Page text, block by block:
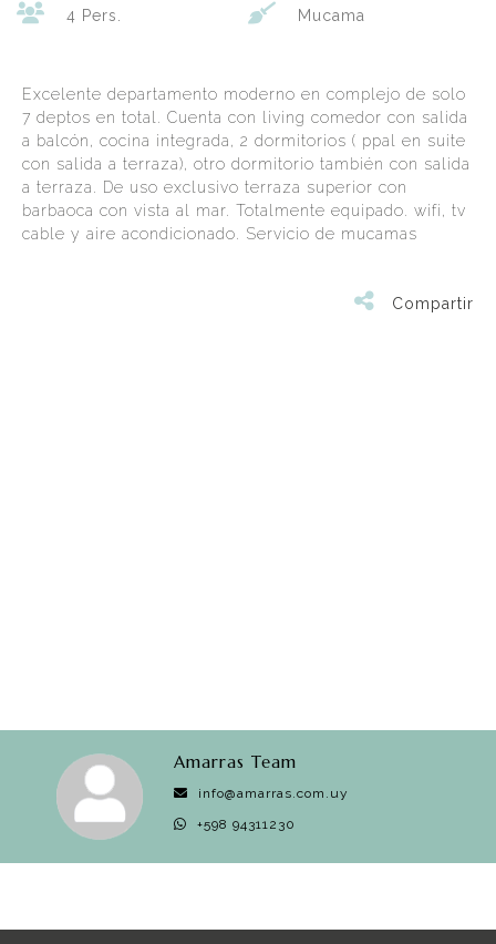
4 Pers. Mucama
Excelente departamento moderno en complejo de solo
7 deptos en total. Cuenta con living comedor con salida
a balcón, cocina integrada, 2 dormitorios ( ppal en suite
con salida a terraza), otro dormitorio también con salida
a terraza. De uso exclusivo terraza superior con
barbaoca con vista al mar. Totalmente equipado. wifi, tv
cable y aire acondicionado. Servicio de mucamas
Compartir
Amarras Team
info@amarras.com.uy
+598 94311230